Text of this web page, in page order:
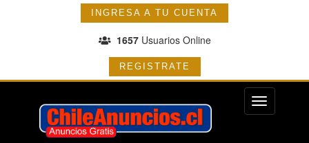
INGRESA A TU CUENTA
1657Usuarios Online
REGISTRATE
Menu